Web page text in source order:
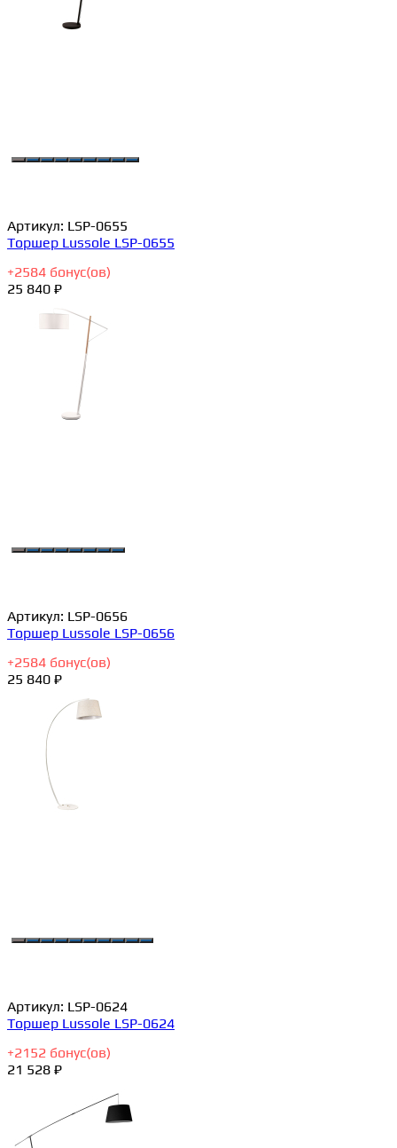
Артикул: LSP-0655
Торшер Lussole LSP-0655
+2584 бонус(ов)
25 840 ₽
Артикул: LSP-0656
Торшер Lussole LSP-0656
+2584 бонус(ов)
25 840 ₽
Артикул: LSP-0624
Торшер Lussole LSP-0624
+2152 бонус(ов)
21 528 ₽